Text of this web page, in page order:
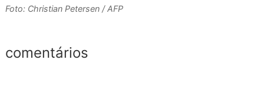
Foto: Christian Petersen / AFP
comentários